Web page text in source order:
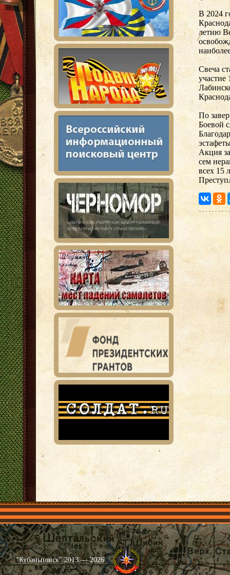
В 2024
летию
Свеча
участие
По
Боевой
Акция
сем
всех 15
Главная Имена Общественные объединения Проекты
"Кубаньпоиск" 2013 — 2026